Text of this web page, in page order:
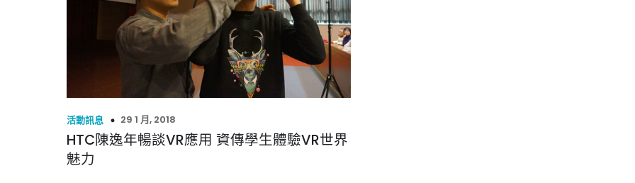
活動訊息 29 1 月, 2018
HTC陳逸年暢談VR應用 資傳學生體驗VR世界
魅力